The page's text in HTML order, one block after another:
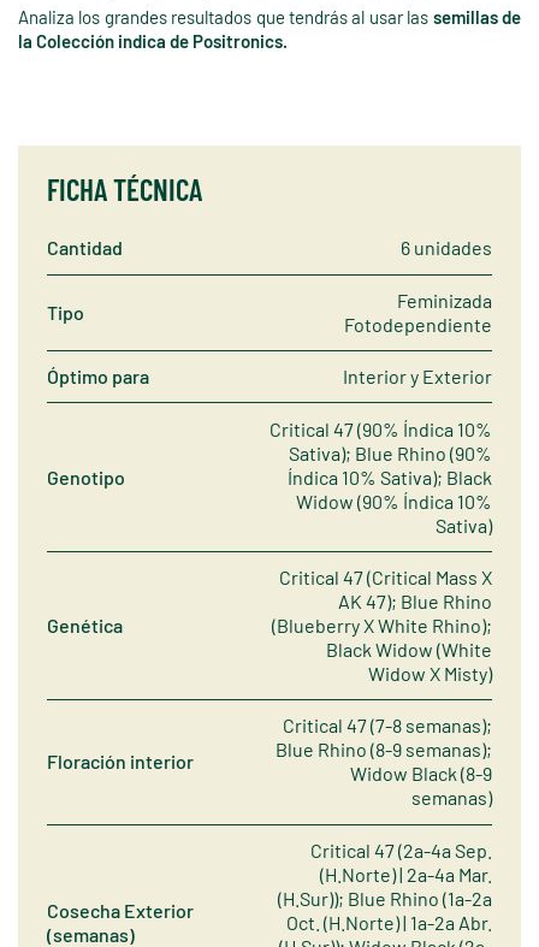
Analiza los grandes resultados que tendrás al usar las semillas de
la Colección indica de Positronics.
FICHA TÉCNICA
Cantidad 6 unidades
Tipo
Feminizada
Fotodependiente
Óptimo para Interior y Exterior
Genotipo
Critical 47 (90% Índica 10%
Sativa); Blue Rhino (90%
Índica 10% Sativa); Black
Widow (90% Índica 10%
Sativa)
Genética
Critical 47 (Critical Mass X
AK 47); Blue Rhino
(Blueberry X White Rhino);
Black Widow (White
Widow X Misty)
Floración interior
Critical 47 (7-8 semanas);
Blue Rhino (8-9 semanas);
Widow Black (8-9
semanas)
Cosecha Exterior
(semanas)
Critical 47 (2a-4a Sep.
(H.Norte) | 2a-4a Mar.
(H.Sur)); Blue Rhino (1a-2a
Oct. (H.Norte) | 1a-2a Abr.